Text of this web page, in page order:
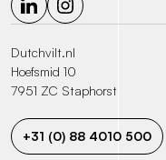
Dutchvilt.nl
Hoefsmid 10
7951 ZC Staphorst
+31 (0) 88 4010 500